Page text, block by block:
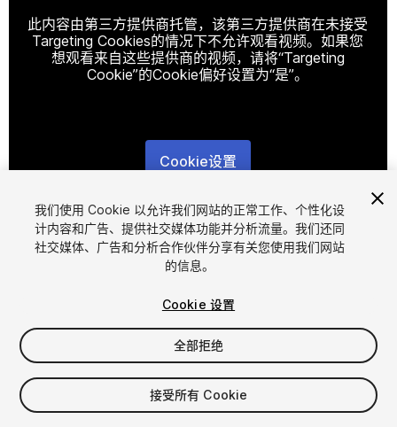
此内容由第三方提供商托管，该第三方提供商在未接受
Targeting Cookies的情况下不允许观看视频。如果您
想观看来自这些提供商的视频，请将“Targeting
Cookie”的Cookie偏好设置为“是”。
Cookie设置
1/9
$9
增值税将在结算时计算
我们使用 Cookie 以允许我们网站的正常工作、个性化设
计内容和广告、提供社交媒体功能并分析流量。我们还同
社交媒体、广告和分析合作伙伴分享有关您使用我们网站
的信息。
Cookie 设置
全部拒绝
接受所有 Cookie